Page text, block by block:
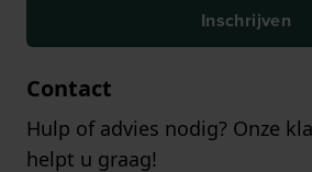
Inschrijven
Contact
Hulp of advies nodig? Onze
helpt u graag!